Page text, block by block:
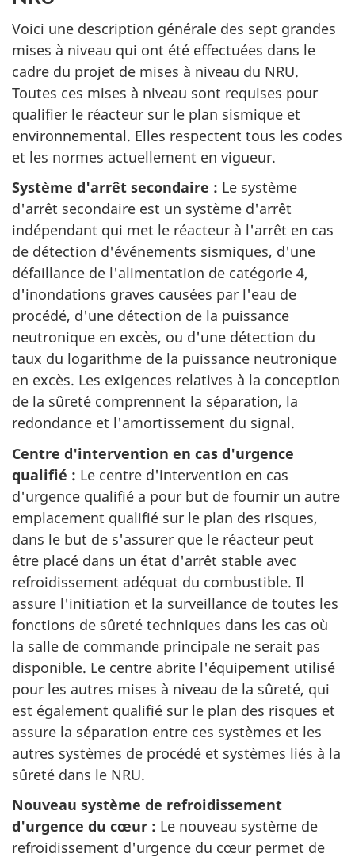
Voici une description générale des sept grandes
mises à niveau qui ont été effectuées dans le
cadre du projet de mises à niveau du NRU.
Toutes ces mises à niveau sont requises pour
qualifier le réacteur sur le plan sismique et
environnemental. Elles respectent tous les codes
et les normes actuellement en vigueur.
Système d'arrêt secondaire : Le système
d'arrêt secondaire est un système d'arrêt
indépendant qui met le réacteur à l'arrêt en cas
de détection d'événements sismiques, d'une
défaillance de l'alimentation de catégorie 4,
d'inondations graves causées par l'eau de
procédé, d'une détection de la puissance
neutronique en excès, ou d'une détection du
taux du logarithme de la puissance neutronique
en excès. Les exigences relatives à la conception
de la sûreté comprennent la séparation, la
redondance et l'amortissement du signal.
Centre d'intervention en cas d'urgence
qualifié : Le centre d'intervention en cas
d'urgence qualifié a pour but de fournir un autre
emplacement qualifié sur le plan des risques,
dans le but de s'assurer que le réacteur peut
être placé dans un état d'arrêt stable avec
refroidissement adéquat du combustible. Il
assure l'initiation et la surveillance de toutes les
fonctions de sûreté techniques dans les cas où
la salle de commande principale ne serait pas
disponible. Le centre abrite l'équipement utilisé
pour les autres mises à niveau de la sûreté, qui
est également qualifié sur le plan des risques et
assure la séparation entre ces systèmes et les
autres systèmes de procédé et systèmes liés à la
sûreté dans le NRU.
Nouveau système de refroidissement
d'urgence du cœur : Le nouveau système de
refroidissement d'urgence du cœur permet de